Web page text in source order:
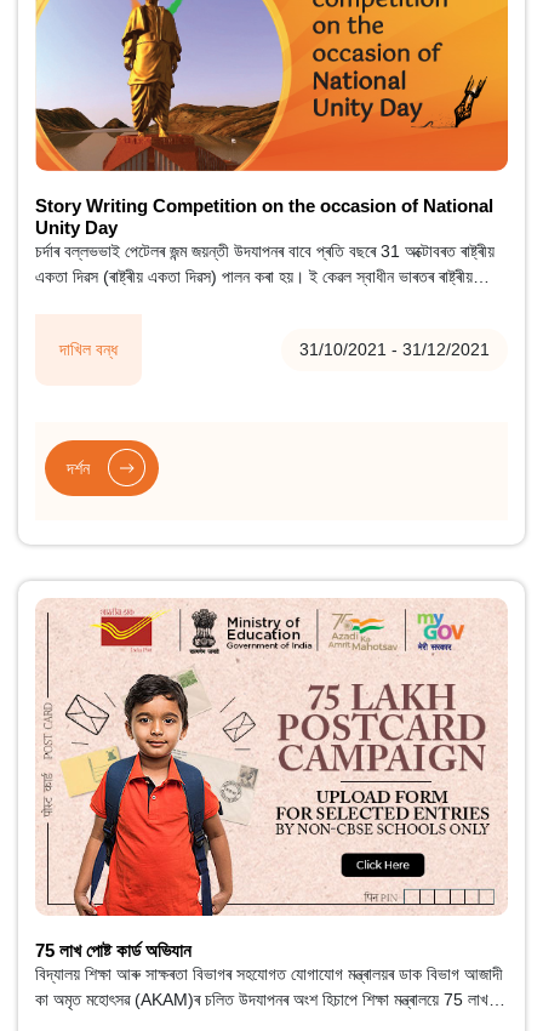
দাখিল বন্ধ 31/10/2021 - 31/12/2021
Story Writing Competition on the occasion of National
Unity Day
চৰ্দাৰ বল্লভভাই পেটেলৰ জন্ম জয়ন্তী উদযাপনৰ বাবে প্ৰতি বছৰে 31 অক্টোবৰত ৰাষ্ট্ৰীয়
একতা দিৱস (ৰাষ্ট্ৰীয় একতা দিৱস) পালন কৰা হয়। ই কেৱল স্বাধীন ভাৰতৰ ৰাষ্ট্ৰীয়
দৰ্শন
75 লাখ পোষ্ট কাৰ্ড অভিযান
বিদ্যালয় শিক্ষা আৰু সাক্ষৰতা বিভাগৰ সহযোগত যোগাযোগ মন্ত্ৰালয়ৰ ডাক বিভাগ আজাদী
কা অমৃত মহোৎসৱ (AKAM)ৰ চলিত উদযাপনৰ অংশ হিচাপে শিক্ষা মন্ত্ৰালয়ে 75 লাখ